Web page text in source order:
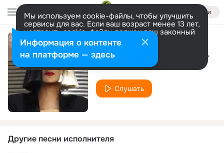
Войти
Мы используем cookie-файлы, чтобы улучшить
сервисы для вас. Если ваш возраст менее 13 лет,
настроить cookie-файлы должен ваш законный
представитель. Больше информации
Разрешить все Настроить Chandelier (Tropical Remix)
Sia
Слушать
Другие песни исполнителя
Информация о контенте
на платформе — здесь